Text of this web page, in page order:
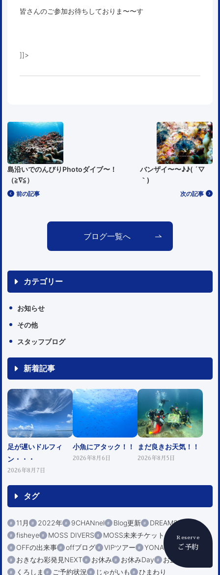
Reserve
ご予約
皆さんのご参加お待ちしておりま〜〜す
]]>
前の記事
島沿いでのんびりPhotoダイブ〜！
（≧∇≦）
次の記事
バンザイ〜〜♪♪( ´▽
｀)
ブログ一覧へ
カテゴリー
お知らせ
その他
スタッフブログ
新着記事
足が遅いドルフィ
ン・・・
2026年8月7日
小魚にアタック！！
2026年8月6日
まだ良きお天気！！
2026年8月5日
タグ
11月 2022年 9CHANnel Blog更新
DREAMSTAR
fisheye
MOSS DIVERS
MOSS未来チケット
OFFの出来事
offブログ VIPツアー
YONARA
おきなわ彩発見NEXT
お休み お休みDay
お正月
くろしま
ご予約状況 じゃがいも ひまわり